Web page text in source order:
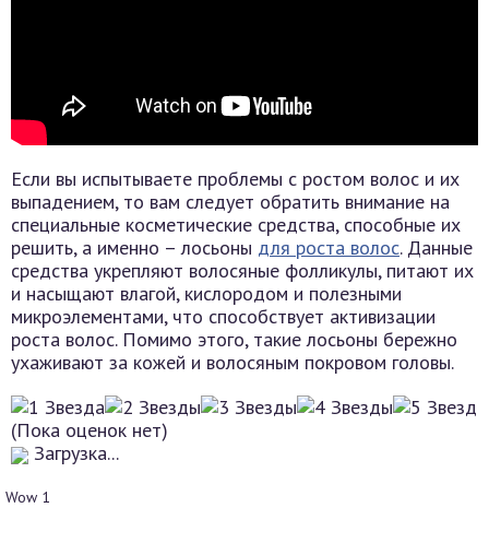
Если вы испытываете проблемы с ростом волос и их
выпадением, то вам следует обратить внимание на
специальные косметические средства, способные их
решить, а именно – лосьоны для роста волос. Данные
средства укрепляют волосяные фолликулы, питают их
и насыщают влагой, кислородом и полезными
микроэлементами, что способствует активизации
роста волос. Помимо этого, такие лосьоны бережно
ухаживают за кожей и волосяным покровом головы.
(Пока оценок нет)
Загрузка...
Wow 1